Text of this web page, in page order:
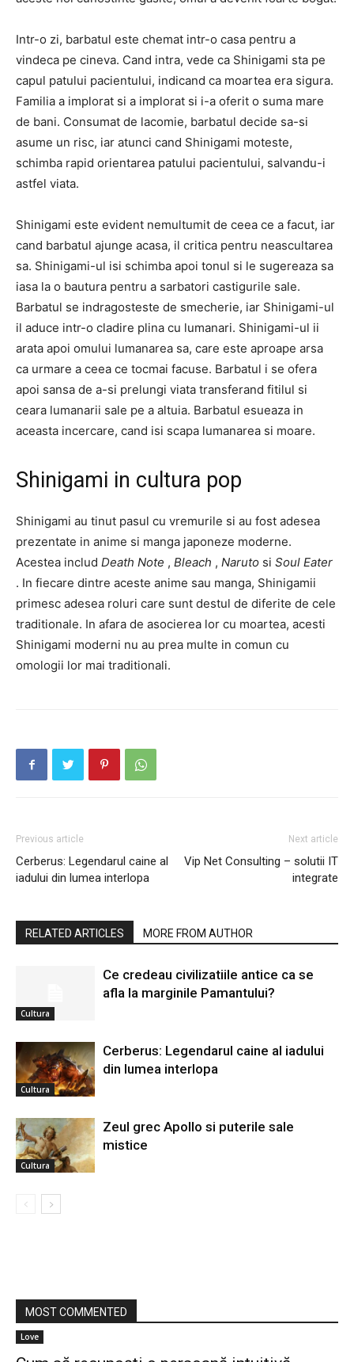
Intr-o zi, barbatul este chemat intr-o casa pentru a
vindeca pe cineva. Cand intra, vede ca Shinigami sta pe
capul patului pacientului, indicand ca moartea era sigura.
Familia a implorat si a implorat si i-a oferit o suma mare
de bani. Consumat de lacomie, barbatul decide sa-si
asume un risc, iar atunci cand Shinigami moteste,
schimba rapid orientarea patului pacientului, salvandu-i
astfel viata.
Shinigami este evident nemultumit de ceea ce a facut, iar
cand barbatul ajunge acasa, il critica pentru neascultarea
sa. Shinigami-ul isi schimba apoi tonul si le sugereaza sa
iasa la o bautura pentru a sarbatori castigurile sale.
Barbatul se indragosteste de smecherie, iar Shinigami-ul
il aduce intr-o cladire plina cu lumanari. Shinigami-ul ii
arata apoi omului lumanarea sa, care este aproape arsa
ca urmare a ceea ce tocmai facuse. Barbatul i se ofera
apoi sansa de a-si prelungi viata transferand fitilul si
ceara lumanarii sale pe a altuia. Barbatul esueaza in
aceasta incercare, cand isi scapa lumanarea si moare.
Shinigami in cultura pop
Shinigami au tinut pasul cu vremurile si au fost adesea
prezentate in anime si manga japoneze moderne.
Acestea includ Death Note , Bleach , Naruto si Soul Eater
. In fiecare dintre aceste anime sau manga, Shinigamii
primesc adesea roluri care sunt destul de diferite de cele
traditionale. In afara de asocierea lor cu moartea, acesti
Shinigami moderni nu au prea multe in comun cu
omologii lor mai traditionali.
Previous article
Cerberus: Legendarul caine al
iadului din lumea interlopa
Next article
Vip Net Consulting – solutii IT
integrate
RELATED ARTICLES MORE FROM AUTHOR
Cultura
Ce credeau civilizatiile antice ca se
afla la marginile Pamantului?
Cultura
Cerberus: Legendarul caine al iadului
din lumea interlopa
Cultura
Zeul grec Apollo si puterile sale
mistice
MOST COMMENTED
Love